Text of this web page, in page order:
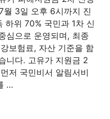
3일 오후 6시까지 진
하위 70% 국민과 1차 신
심으로 운영되며, 최종
보험료, 자산 기준을 함
니다. 고유가 지원금 2
저 국민비서 알림서비
…